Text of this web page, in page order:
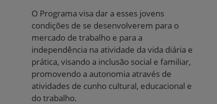
O Programa visa dar a esses jovens
condições de se desenvolverem para o
mercado de trabalho e para a
independência na atividade da vida diária e
prática, visando a inclusão social e familiar,
promovendo a autonomia através de
atividades de cunho cultural, educacional e
do trabalho.